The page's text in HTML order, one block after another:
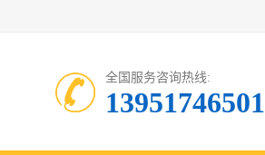
全国服务咨询热线:
13951746501